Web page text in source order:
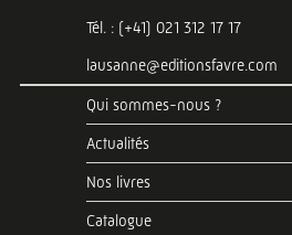
Tél. : (+41) 021 312 17 17
lausanne@editionsfavre.com
Qui sommes-nous ?
Actualités
Nos livres
Catalogue